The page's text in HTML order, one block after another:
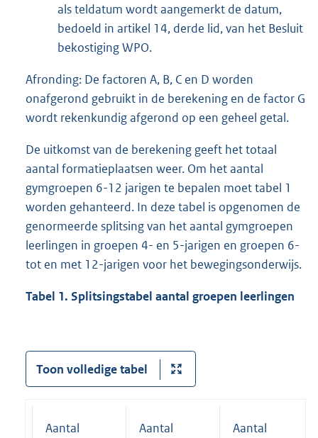
als teldatum wordt aangemerkt de datum,
bedoeld in artikel 14, derde lid, van het Besluit
bekostiging WPO.
Afronding: De factoren A, B, C en D worden
onafgerond gebruikt in de berekening en de factor G
wordt rekenkundig afgerond op een geheel getal.
De uitkomst van de berekening geeft het totaal
aantal formatieplaatsen weer. Om het aantal
gymgroepen 6-12 jarigen te bepalen moet tabel 1
worden gehanteerd. In deze tabel is opgenomen de
genormeerde splitsing van het aantal gymgroepen
leerlingen in groepen 4- en 5-jarigen en groepen 6-
tot en met 12-jarigen voor het bewegingsonderwijs.
Tabel 1. Splitsingstabel aantal groepen leerlingen
Toon volledige tabel
Aantal
Aantal
Aantal